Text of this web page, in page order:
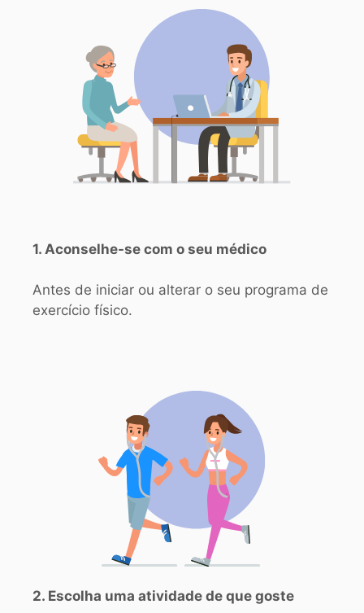
1. Aconselhe-se com o seu médico
Antes de iniciar ou alterar o seu programa de
exercício físico.
2. Escolha uma atividade de que goste